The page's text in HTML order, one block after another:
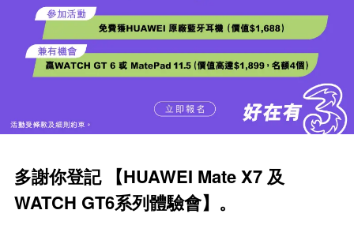
多謝你登記 【HUAWEI Mate X7 及
WATCH GT6系列體驗會】。